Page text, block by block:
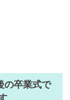
の卒業式で